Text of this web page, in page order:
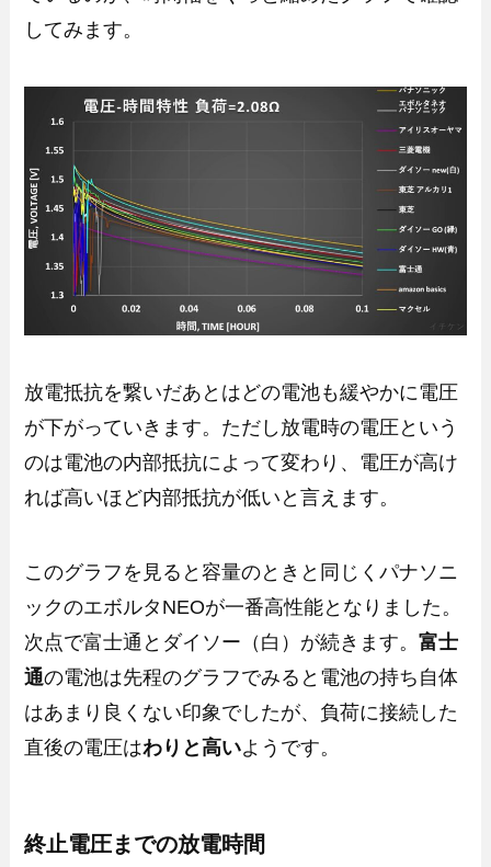
してみます。
放電抵抗を繋いだあとはどの電池も緩やかに電圧
が下がっていきます。ただし放電時の電圧という
のは電池の内部抵抗によって変わり、電圧が高け
れば高いほど内部抵抗が低いと言えます。
このグラフを見ると容量のときと同じくパナソニ
ックのエボルタNEOが一番高性能となりました。
次点で富士通とダイソー（白）が続きます。富士
通の電池は先程のグラフでみると電池の持ち自体
はあまり良くない印象でしたが、負荷に接続した
直後の電圧はわりと高いようです。
終止電圧までの放電時間